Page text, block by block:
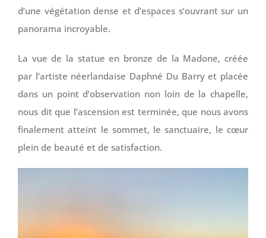
d’une végétation dense et d’espaces s’ouvrant sur un
panorama incroyable.
La vue de la statue en bronze de la Madone, créée
par l’artiste néerlandaise Daphné Du Barry et placée
dans un point d’observation non loin de la chapelle,
nous dit que l’ascension est terminée, que nous avons
finalement atteint le sommet, le sanctuaire, le cœur
plein de beauté et de satisfaction.